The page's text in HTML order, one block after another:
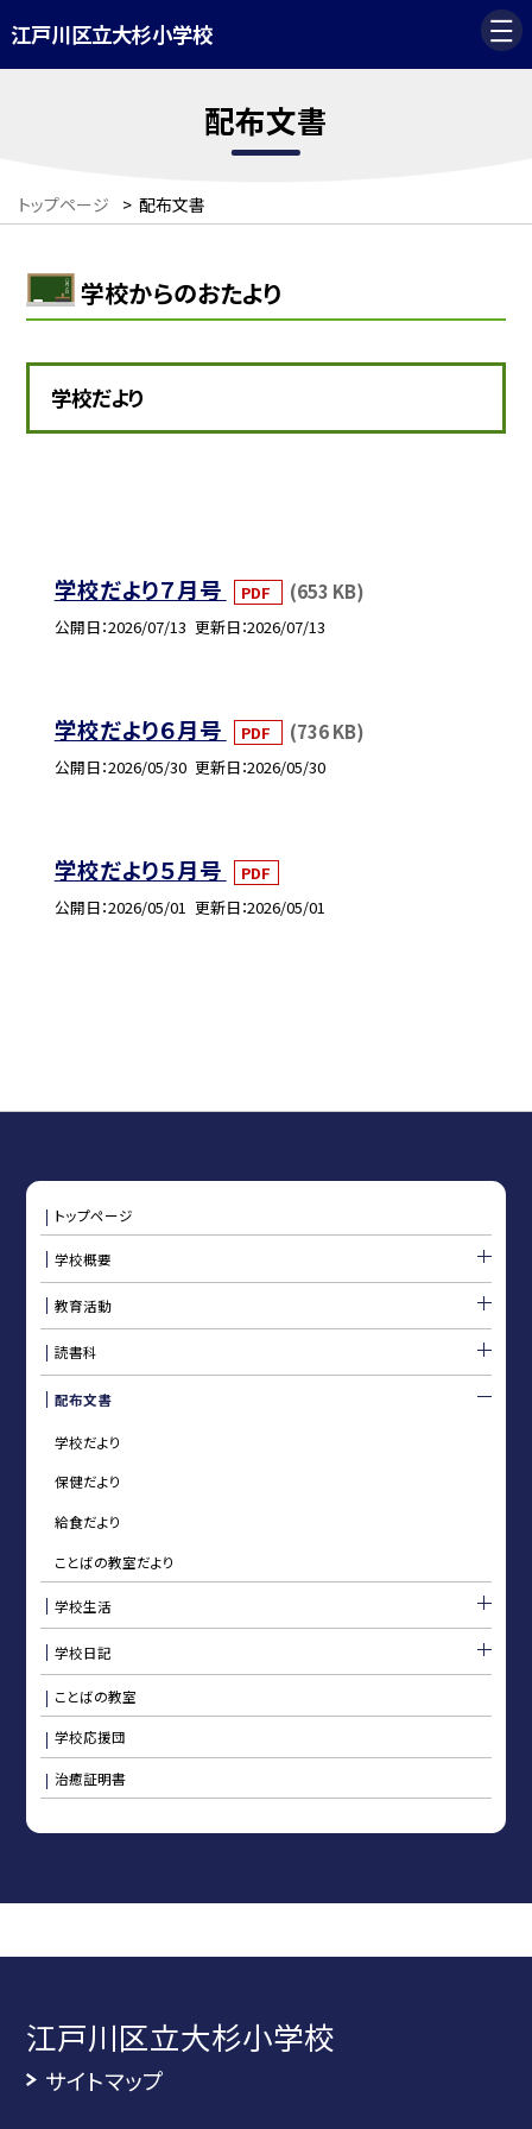
江戸川区立大杉小学校
配布文書
トップページ > 配布文書
学校からのおたより
学校だより
学校だより７月号 PDF (653 KB)
公開日 2026/07/13 更新日 2026/07/13
学校だより６月号 PDF (736 KB)
公開日 2026/05/30 更新日 2026/05/30
学校だより５月号
PDF
公開日 2026/05/01 更新日 2026/05/01
トップページ
学校概要
教育活動
読書科
配布文書
学校だより
保健だより
給食だより
ことばの教室だより
学校生活
学校日記
ことばの教室
学校応援団
治癒証明書
江戸川区立大杉小学校
サイトマップ